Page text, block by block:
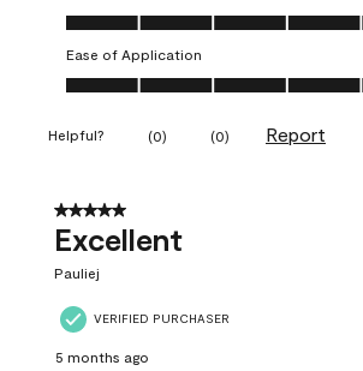
Value of Product, 5.0 out of 5
Ease of Application
Ease of Application, 5.0 out of 5
Helpful? (0) (0) Report
5 out of 5 stars.
Excellent
Pauliej
VERIFIED PURCHASER
5 months ago